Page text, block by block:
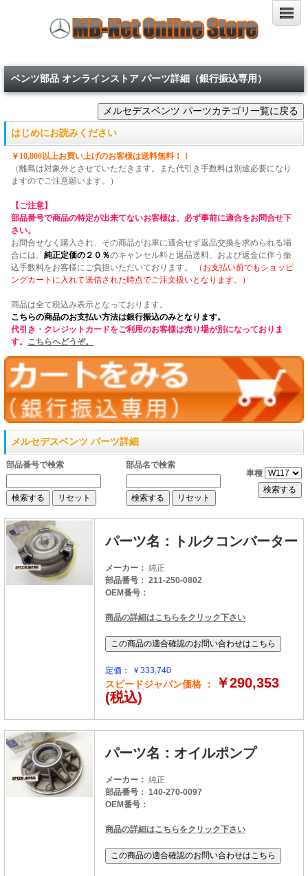
ベンツ部品 オンラインストア パーツ詳細（銀行振込専用）
はじめにお読みください
￥10,800以上お買い上げのお客様は送料無料！！
（離島は対象外とさせていただきます。また代引き手数料は別途必要になり
ますのでご注意願います。）
【ご注意】
部品番号で商品の特定が出来てないお客様は、必ず事前に適合をお問合せ下
さい。
お問合せなく購入され、その商品がお車に適合せず返品交換を求められる場
合には、 純正定価の２０％のキャンセル料と返品送料、および返金に伴う振
込手数料をお客様にご負担いただいております。
（お支払い前でもショッピ
ングカートに入れて送信された時点でご注文扱いとなります。）
商品は全て税込み表示となっております。
こちらの商品のお支払い方法は銀行振込のみとなります。
代引き・クレジットカードをご利用のお客様は売り場が別になっておりま
す。 こちらへどうぞ。
メルセデスベンツ パーツ詳細
部品番号で検索
部品名で検索
車種
パーツ名：トルクコンバーター
メーカー： 純正
部品番号： 211-250-0802
OEM番号：
商品の詳細はこちらをクリック下さい
定価： ￥333,740
スピードジャパン価格 ：
￥290,353
(税込)
パーツ名：オイルポンプ
メーカー： 純正
部品番号： 140-270-0097
OEM番号：
商品の詳細はこちらをクリック下さい